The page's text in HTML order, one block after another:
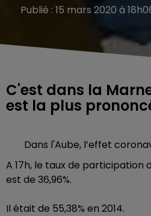
Publié : 15 mars 2020 à
C'est dans la
est la plus
Dans l'Aube, l’effet
A 17h, le taux de
est de 36,96%.
Il était de 55,38% en 2014.